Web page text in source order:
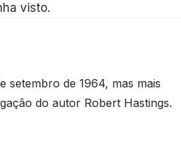
visto.
setembro de 1964, mas mais
do autor Robert Hastings.